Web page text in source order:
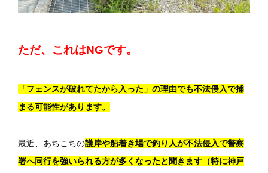
ただ、これはNGです。
「フェンスが破れてたから入った」の理由でも不法侵入で捕
まる可能性があります。
最近、あちこちの護岸や船着き場で釣り人が不法侵入で警察
署へ同行を強いられる方が多くなったと聞きます（特に神戸